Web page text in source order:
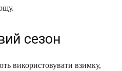
сезон
використовувати взимку,